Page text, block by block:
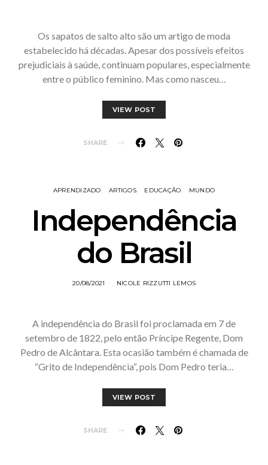
Os sapatos de salto alto são um artigo de moda
estabelecido há décadas. Apesar dos possíveis efeitos
prejudiciais à saúde, continuam populares, especialmente
entre o público feminino. Mas como nasceu…
VIEW POST
SHARE
APRENDIZADO ARTIGOS EDUCAÇÃO MUNDO
Independência
do Brasil
20/08/2021 NICOLE RIZZUTTI LEMOS
A independência do Brasil foi proclamada em 7 de
setembro de 1822, pelo então Príncipe Regente, Dom
Pedro de Alcântara. Esta ocasião também é chamada de
“Grito de Independência“, pois Dom Pedro teria…
VIEW POST
SHARE